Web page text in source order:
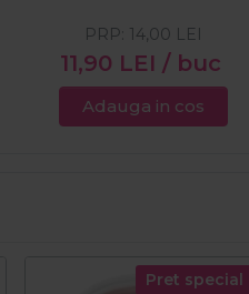
11,90 LEI / buc
PRP: 14,00 LEI
Adauga in cos
Pret special